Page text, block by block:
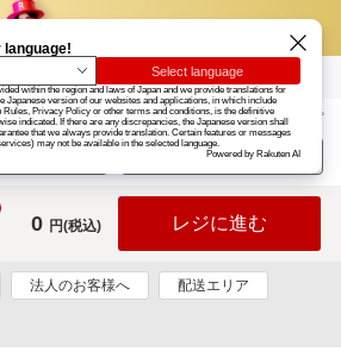
楽天グループ カード
お知らせ ヘルプ
ログイン
0 円(税込) レジに進む
法人のお客様へ 配送エリア